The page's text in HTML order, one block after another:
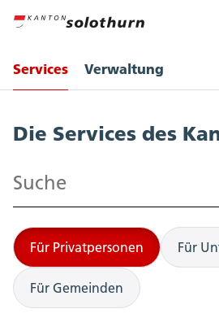
Services Verwaltung
Die Services des
Suchen
Für Privatpersonen Für
Für Gemeinden